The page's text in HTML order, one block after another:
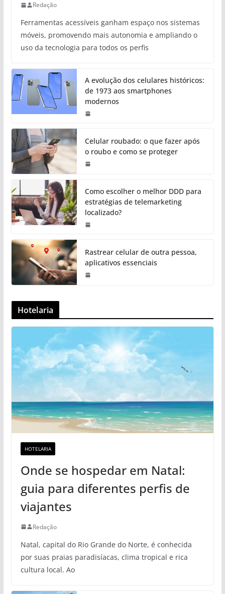
Redação
Ferramentas acessíveis ganham espaço nos sistemas
móveis, promovendo mais autonomia e ampliando o
uso da tecnologia para todos os perfis
A evolução dos celulares históricos:
de 1973 aos smartphones
modernos
Celular roubado: o que fazer após
o roubo e como se proteger
Como escolher o melhor DDD para
estratégias de telemarketing
localizado?
Rastrear celular de outra pessoa,
aplicativos essenciais
Hotelaria
HOTELARIA
Onde se hospedar em Natal:
guia para diferentes perfis de
viajantes
Redação
Natal, capital do Rio Grande do Norte, é conhecida
por suas praias paradisíacas, clima tropical e rica
cultura local. Ao